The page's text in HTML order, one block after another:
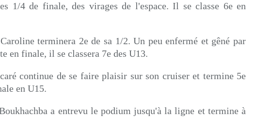
1/4 de finale, des virages de l'espace. Il se classe 6e en
terminera 2e de sa 1/2. Un peu enfermé et gêné par
en finale, il se classera 7e des U13.
continue de se faire plaisir sur son cruiser et termine 5e
en U15.
a entrevu le podium jusqu'à la ligne et termine à